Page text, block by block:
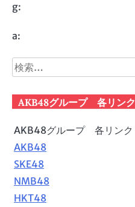
g:
a:
検
索:
AKB48グループ 各リンク
AKB48グループ 各リンク
AKB48
SKE48
NMB48
HKT48